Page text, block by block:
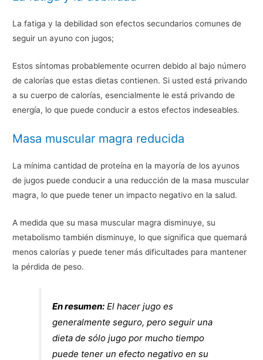
La fatiga y la debilidad son efectos secundarios comunes de
seguir un ayuno con jugos;
Estos síntomas probablemente ocurren debido al bajo número
de calorías que estas dietas contienen. Si usted está privando
a su cuerpo de calorías, esencialmente le está privando de
energía, lo que puede conducir a estos efectos indeseables.
Masa muscular magra reducida
La mínima cantidad de proteína en la mayoría de los ayunos
de jugos puede conducir a una reducción de la masa muscular
magra, lo que puede tener un impacto negativo en la salud.
A medida que su masa muscular magra disminuye, su
metabolismo también disminuye, lo que significa que quemará
menos calorías y puede tener más dificultades para mantener
la pérdida de peso.
En resumen: El hacer jugo es
generalmente seguro, pero seguir una
dieta de sólo jugo por mucho tiempo
puede tener un efecto negativo en su